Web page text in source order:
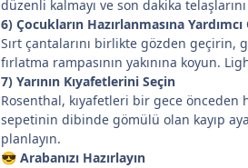
düzenli kalmayı ve son dakika
6) Çocukların Hazırlanmasına
Sırt çantalarını birlikte gözden geçirin,
fırlatma rampasının yakınına koyun.
7) Yarının Kıyafetlerini Seçin
Rosenthal, kıyafetleri bir gece önceden
sepetinin dibinde gömülü olan kayıp
planlayın.
😎 Arabanızı Hazırlayın